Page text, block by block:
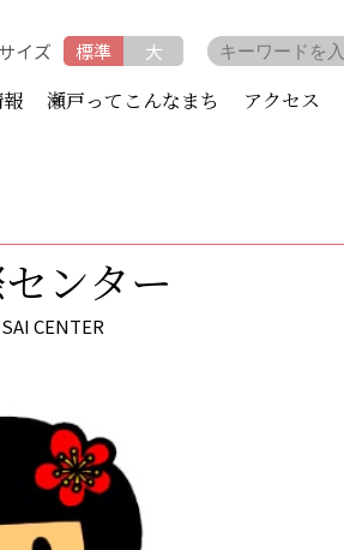
イズ 標準 大
瀬戸ってこんなまち アクセス
ンター
CENTER